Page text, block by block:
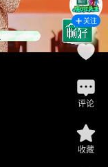
关注
评论
收藏